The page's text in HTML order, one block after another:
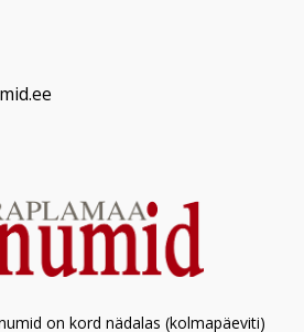
on kord nädalas (kolmapäeviti)